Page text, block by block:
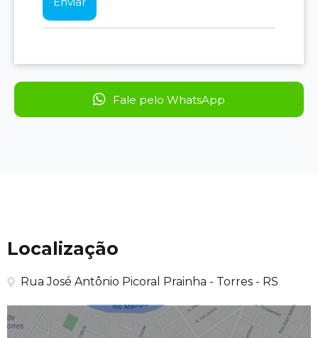
Fale pelo WhatsApp
Localização
Rua José Antônio Picoral Prainha - Torres - RS